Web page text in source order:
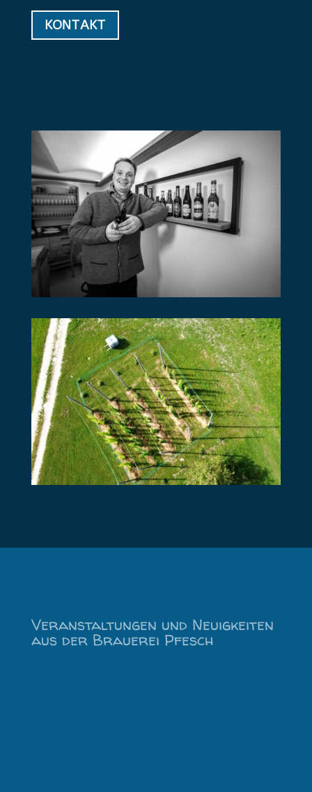
KONTAKT
Veranstaltungen und Neuigkeiten
aus der Brauerei Pfesch